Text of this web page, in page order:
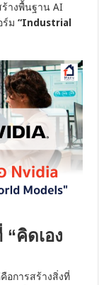
างพื้นฐาน AI
ร์ม“Industrial
“คิดเอง
อการสร้างสิ่งที่